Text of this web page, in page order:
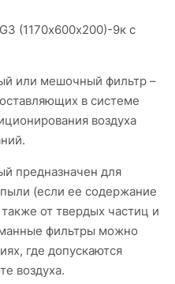
(1170х600х200)-9к с
или мешочный фильтр –
в системе
воздуха
предназначен для
(если ее содержание
от твердых частиц и
фильтры можно
где допускаются
воздуха.